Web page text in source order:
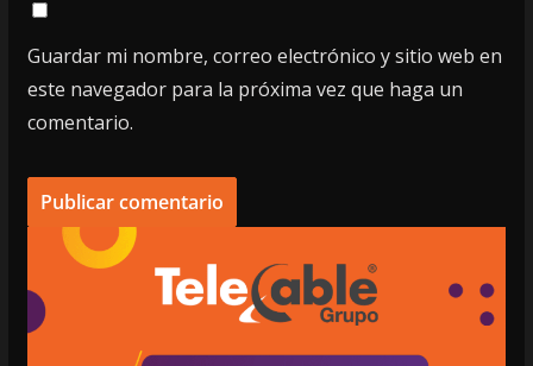
Guardar mi nombre, correo electrónico y sitio web en
este navegador para la próxima vez que haga un
comentario.